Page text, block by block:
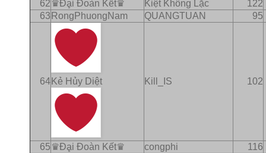
62 ♛Ðḁi Ðoàn Kết♛ Kiệt Không Lặc
122
63 RongPhuongNam QUANGTUAN 95
64 Kẻ Hủy Diệt Kill_IS 102
65 ♛Ðḁi Ðoàn Kết♛ congphi
116